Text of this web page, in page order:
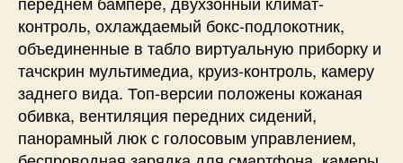
контроль, охлаждаемый бокс-подлокотник,
объединенные в табло виртуальную приборку и
тачскрин мультимедиа, круиз-контроль, камеру
заднего вида. Топ-версии положены кожаная
обивка, вентиляция передних сидений,
панорамный люк с голосовым управлением,